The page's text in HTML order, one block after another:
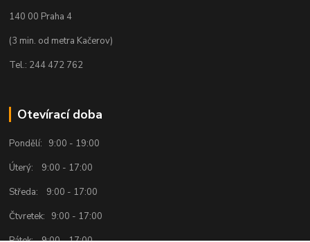
140 00 Praha 4
(3 min. od metra Kačerov)
Tel.: 244 472 762
Otevírací doba
Pondělí: 9:00 - 19:00
Úterý: 9:00 - 17:00
Středa: 9:00 - 17:00
Čtvretek: 9:00 - 17:00